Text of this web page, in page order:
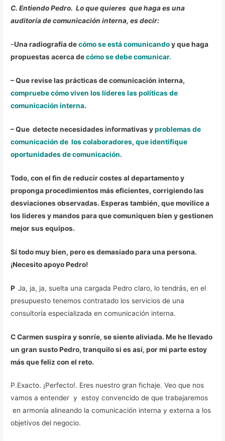
C. Entiendo Pedro. Lo que quieres que haga es una
auditoría de comunicación interna, es decir:
–Una radiografía decómo se está comunicandoy que haga
propuestas acerca decómo se debe comunicar.
– Que revise las prácticas de comunicación interna,
compruebe cómo viven los líderes las políticas de
comunicación interna.
– Que detecte necesidades informativas yproblemas de
comunicación de los colaboradores,que identifique
oportunidades de comunicación.
Todo, con el fin de reducir costes al departamento y
proponga procedimientos más eficientes, corrigiendo las
desviaciones observadas. Esperas también, que movilice a
los lideres y mandos para que comuniquen bien y gestionen
mejor sus equipos.
Sí todo muy bien, pero es demasiado para una persona.
¡Necesito apoyo Pedro!
PJa, ja, ja, suelta una cargada Pedro claro, lo tendrás, en el
presupuesto tenemos contratado los servicios de una
consultoría especializada en comunicación interna.
C Carmen suspira y sonríe, se siente aliviada. Me he llevado
un gran susto Pedro, tranquilo si es así, por mi parte estoy
más que feliz con el reto.
P.Exacto. ¡Perfecto!. Eres nuestro gran fichaje. Veo que nos
vamos a entender y estoy convencido de que trabajaremos
en armonía alineando la comunicación interna y externa a los
objetivos del negocio.